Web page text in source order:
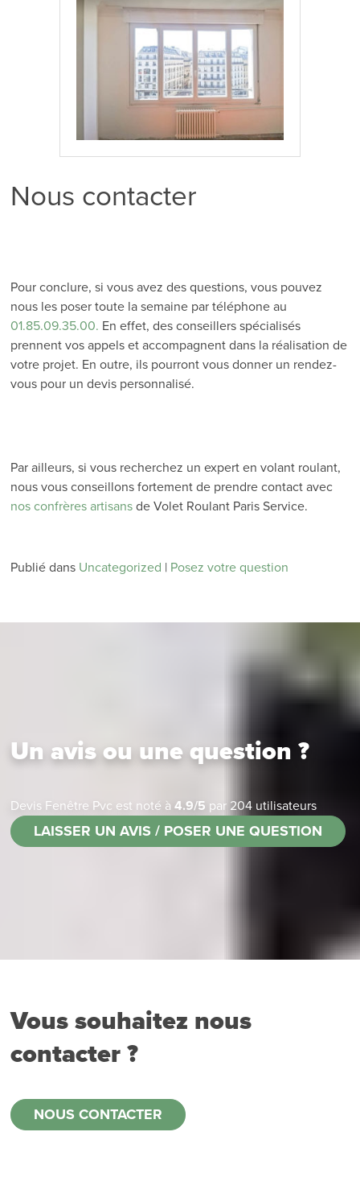
Nous contacter
Pour conclure, si vous avez des questions, vous pouvez
nous les poser toute la semaine par téléphone au
01.85.09.35.00. En effet, des conseillers spécialisés
prennent vos appels et accompagnent dans la réalisation de
votre projet. En outre, ils pourront vous donner un rendez-
vous pour un devis personnalisé.
Par ailleurs, si vous recherchez un expert en volant roulant,
nous vous conseillons fortement de prendre contact avec
nos confrères artisans de Volet Roulant Paris Service.
Publié dans Uncategorized | Posez votre question
Un avis ou une question ?
Devis Fenêtre Pvc est noté à4.9/5 par 204 utilisateurs
LAISSER UN AVIS / POSER UNE QUESTION
Vous souhaitez nous
contacter ?
NOUS CONTACTER